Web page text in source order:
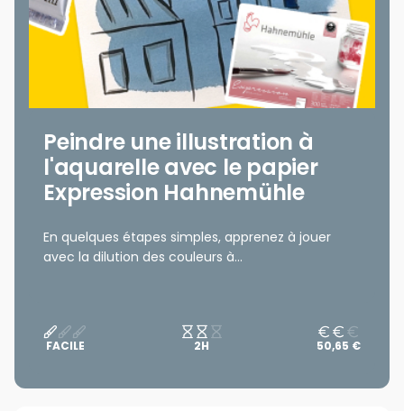
Peindre une illustration à
l'aquarelle avec le papier
Expression Hahnemühle
En quelques étapes simples, apprenez à jouer
avec la dilution des couleurs à...
FACILE 2H 50,65 €